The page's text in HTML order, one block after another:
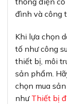
đình và công
Khi lựa chọn
tố như công
thiết bị, môi
sản phẩm.
chọn mua
như Thiết bị